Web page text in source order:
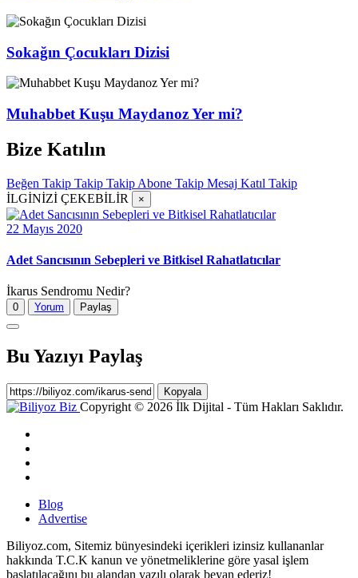
Sokağın Çocukları Dizisi
Muhabbet Kuşu Maydanoz Yer mi?
Bize Katılın
Beğen Takip Takip Takip Abone Takip Mesaj Katıl Takip
İLGİNİZİ ÇEKEBİLİR
×
22 Mayıs 2020
Adet Sancısının Sebepleri ve Bitkisel Rahatlatıcılar
İkarus Sendromu Nedir?
0 Yorum Paylaş
Bu Yazıyı Paylaş
Kopyala
Copyright © 2026 İlk Dijital - Tüm Hakları Saklıdır.
Blog
Advertise
Biliyoz.com, Sitemiz bünyesindeki içerikleri izinsiz kullananlar
hakkında T.C.K kanun ve yönetmeliklerine göre yasal işlem
başlatılacağını bu alandan yazılı olarak beyan ederiz!